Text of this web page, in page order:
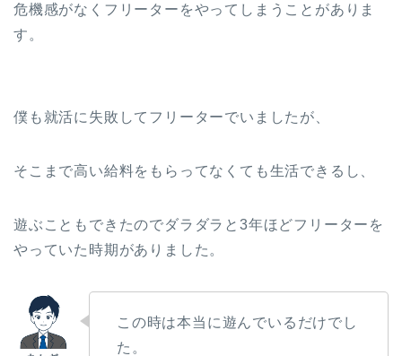
危機感がなくフリーターをやってしまうことがありま
す。
僕も就活に失敗してフリーターでいましたが、
そこまで高い給料をもらってなくても生活できるし、
遊ぶこともできたのでダラダラと3年ほどフリーターを
やっていた時期がありました。
この時は本当に遊んでいるだけでし
た。